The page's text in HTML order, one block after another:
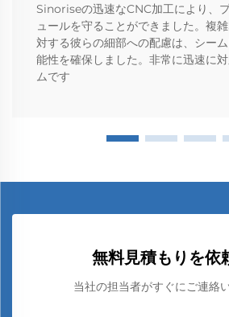
Sinoriseの迅速なCNC加工により、
ュールを守ることができました。複
対する彼らの細部への配慮は、シー
能性を確保しました。非常に迅速に
ムです
無料見積もりを依
当社の担当者がすぐにご連絡